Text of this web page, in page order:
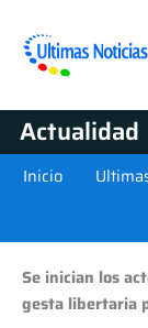
Actualidad
Inicio
Se inician los
gesta libertaria